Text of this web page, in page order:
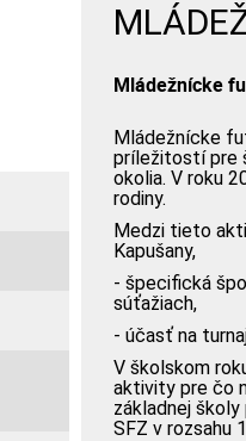
Mládežnícke
Mládežnícke
príležitostí pre
okolia. V roku
rodiny.
Medzi tieto
Kapušany,
- špecifická
súťažiach,
- účasť na
V školskom
aktivity pre čo
základnej
SFZ v rozsahu